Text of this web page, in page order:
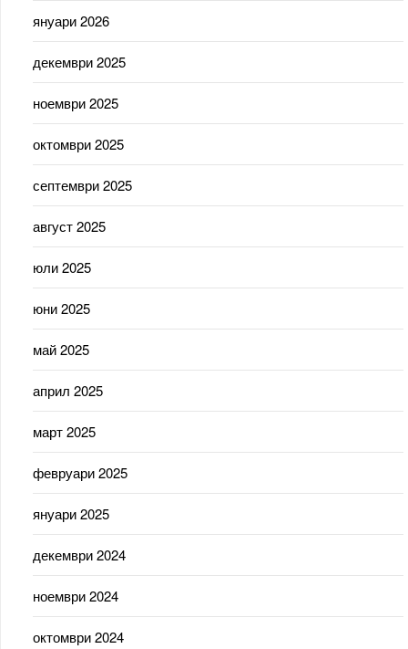
януари 2026
декември 2025
ноември 2025
октомври 2025
септември 2025
август 2025
юли 2025
юни 2025
май 2025
април 2025
март 2025
февруари 2025
януари 2025
декември 2024
ноември 2024
октомври 2024